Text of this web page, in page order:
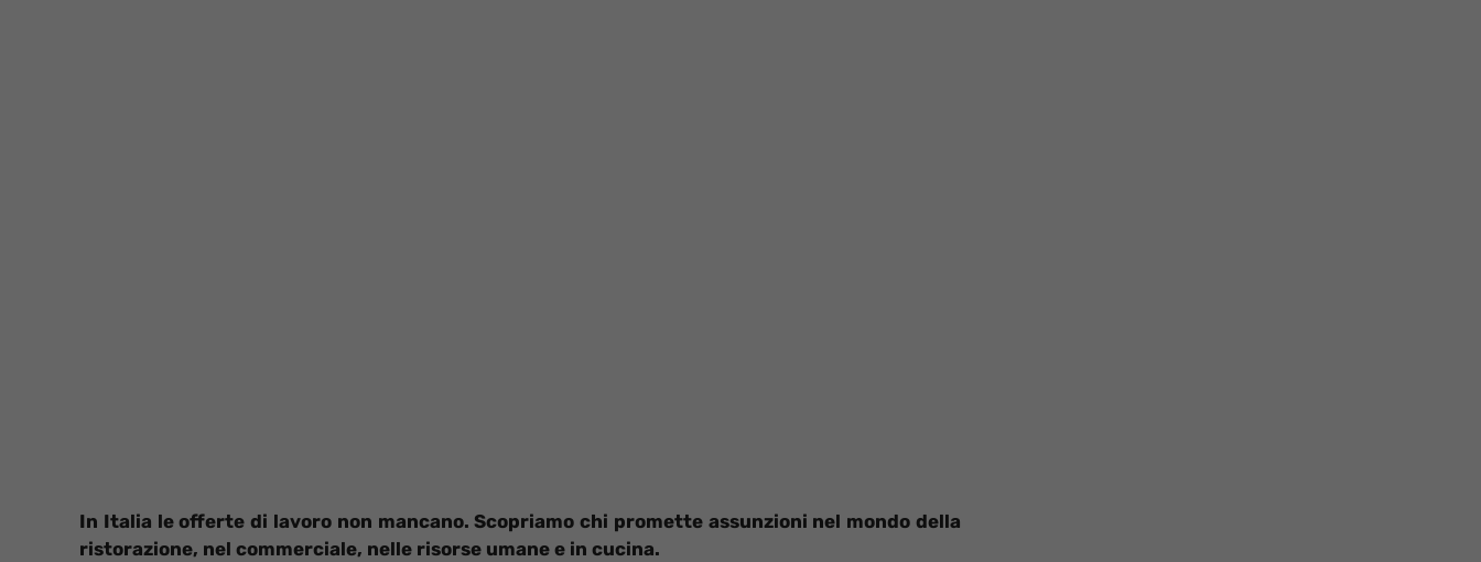
In Italia le offerte di lavoro non mancano. Scopriamo chi promette assunzioni nel mondo della
ristorazione, nel commerciale, nelle risorse umane e in cucina.